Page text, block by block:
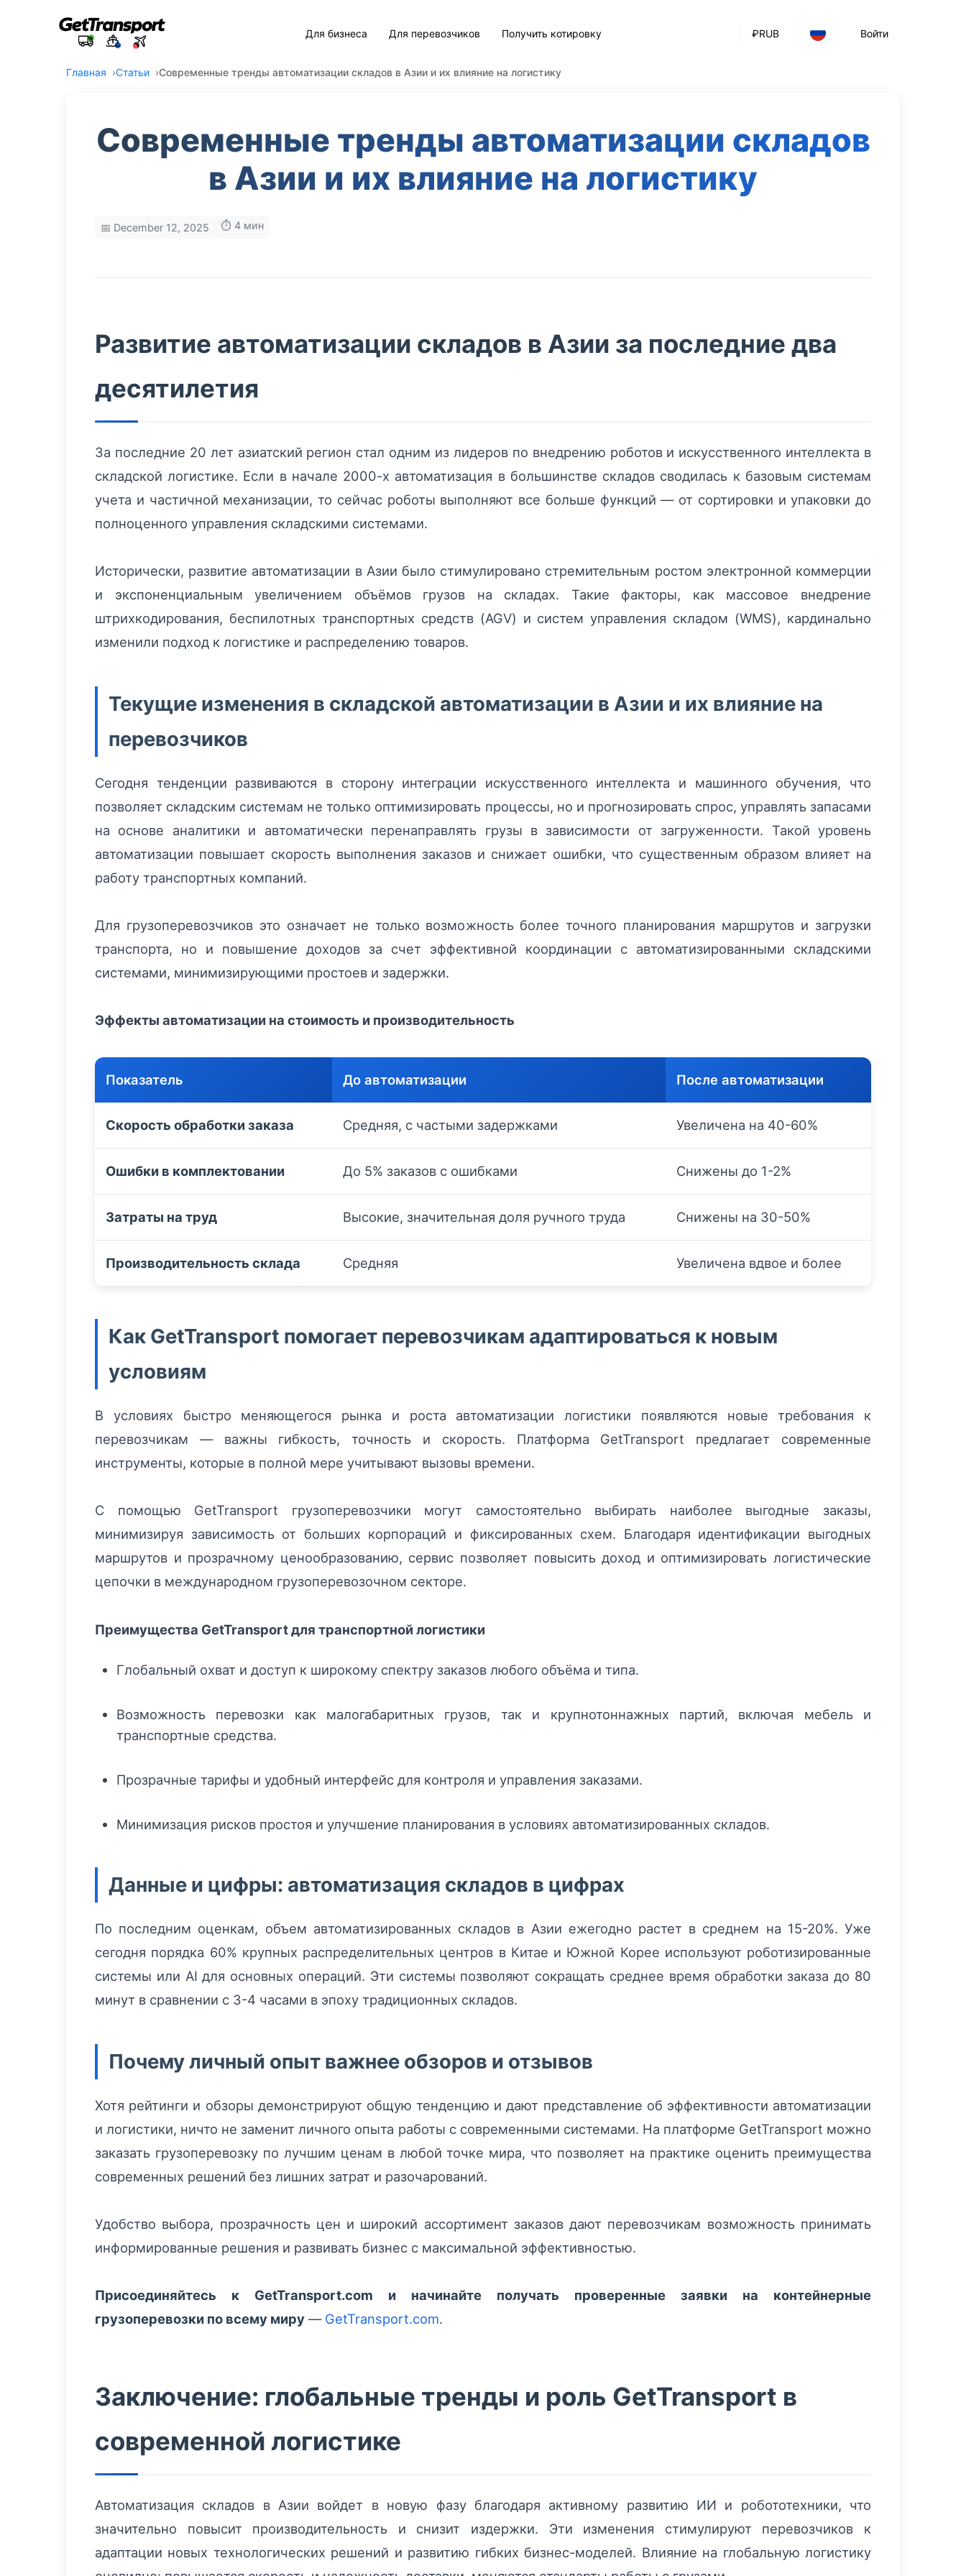
₽RUB Войти
Для бизнеса Для перевозчиков Получить котировку
Главная Статьи Современные тренды автоматизации складов в Азии и их влияние на логистику
Современные тренды автоматизации складов
в Азии и их влияние на логистику
📅 December 12, 2025 ⏱️ 4 мин
Развитие автоматизации складов в Азии за последние два
десятилетия
За последние 20 лет азиатский регион стал одним из лидеров по внедрению роботов и искусственного интеллекта в
складской логистике. Если в начале 2000-х автоматизация в большинстве складов сводилась к базовым системам
учета и частичной механизации, то сейчас роботы выполняют все больше функций — от сортировки и упаковки до
полноценного управления складскими системами.
Исторически, развитие автоматизации в Азии было стимулировано стремительным ростом электронной коммерции
и экспоненциальным увеличением объёмов грузов на складах. Такие факторы, как массовое внедрение
штрихкодирования, беспилотных транспортных средств (AGV) и систем управления складом (WMS), кардинально
изменили подход к логистике и распределению товаров.
Текущие изменения в складской автоматизации в Азии и их влияние на
перевозчиков
Сегодня тенденции развиваются в сторону интеграции искусственного интеллекта и машинного обучения, что
позволяет складским системам не только оптимизировать процессы, но и прогнозировать спрос, управлять запасами
на основе аналитики и автоматически перенаправлять грузы в зависимости от загруженности. Такой уровень
автоматизации повышает скорость выполнения заказов и снижает ошибки, что существенным образом влияет на
работу транспортных компаний.
Для грузоперевозчиков это означает не только возможность более точного планирования маршрутов и загрузки
транспорта, но и повышение доходов за счет эффективной координации с автоматизированными складскими
системами, минимизирующими простоев и задержки.
Эффекты автоматизации на стоимость и производительность
Показатель До автоматизации После автоматизации
Скорость обработки заказа Средняя, с частыми задержками Увеличена на 40-60%
Ошибки в комплектовании До 5% заказов с ошибками Снижены до 1-2%
Затраты на труд Высокие, значительная доля ручного труда Снижены на 30-50%
Производительность склада Средняя Увеличена вдвое и более
Как GetTransport помогает перевозчикам адаптироваться к новым
условиям
В условиях быстро меняющегося рынка и роста автоматизации логистики появляются новые требования к
перевозчикам — важны гибкость, точность и скорость. Платформа GetTransport предлагает современные
инструменты, которые в полной мере учитывают вызовы времени.
С помощью GetTransport грузоперевозчики могут самостоятельно выбирать наиболее выгодные заказы,
минимизируя зависимость от больших корпораций и фиксированных схем. Благодаря идентификации выгодных
маршрутов и прозрачному ценообразованию, сервис позволяет повысить доход и оптимизировать логистические
цепочки в международном грузоперевозочном секторе.
Преимущества GetTransport для транспортной логистики
Глобальный охват и доступ к широкому спектру заказов любого объёма и типа.
Возможность перевозки как малогабаритных грузов, так и крупнотоннажных партий, включая мебель и
транспортные средства.
Прозрачные тарифы и удобный интерфейс для контроля и управления заказами.
Минимизация рисков простоя и улучшение планирования в условиях автоматизированных складов.
Данные и цифры: автоматизация складов в цифрах
По последним оценкам, объем автоматизированных складов в Азии ежегодно растет в среднем на 15-20%. Уже
сегодня порядка 60% крупных распределительных центров в Китае и Южной Корее используют роботизированные
системы или AI для основных операций. Эти системы позволяют сокращать среднее время обработки заказа до 80
минут в сравнении с 3-4 часами в эпоху традиционных складов.
Почему личный опыт важнее обзоров и отзывов
Хотя рейтинги и обзоры демонстрируют общую тенденцию и дают представление об эффективности автоматизации
и логистики, ничто не заменит личного опыта работы с современными системами. На платформе GetTransport можно
заказать грузоперевозку по лучшим ценам в любой точке мира, что позволяет на практике оценить преимущества
современных решений без лишних затрат и разочарований.
Удобство выбора, прозрачность цен и широкий ассортимент заказов дают перевозчикам возможность принимать
информированные решения и развивать бизнес с максимальной эффективностью.
Присоединяйтесь к GetTransport.com и начинайте получать проверенные заявки на контейнерные
грузоперевозки по всему миру — GetTransport.com.
Заключение: глобальные тренды и роль GetTransport в
современной логистике
Автоматизация складов в Азии войдет в новую фазу благодаря активному развитию ИИ и робототехники, что
значительно повысит производительность и снизит издержки. Эти изменения стимулируют перевозчиков к
адаптации новых технологических решений и развитию гибких бизнес-моделей. Влияние на глобальную логистику